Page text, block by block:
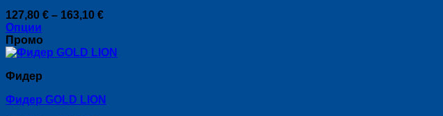
may
be
chosen
on
product
page
127,80 € – 163,10 €Price
through
Опции
This
product
multiple
The
Промо
Фидер
Фидер GOLD LION